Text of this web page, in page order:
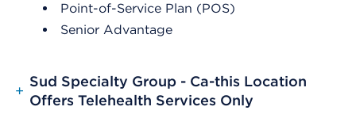
Point-of-Service Plan (POS)
Senior Advantage
+
Sud Specialty Group - Ca-this Location
Offers Telehealth Services Only